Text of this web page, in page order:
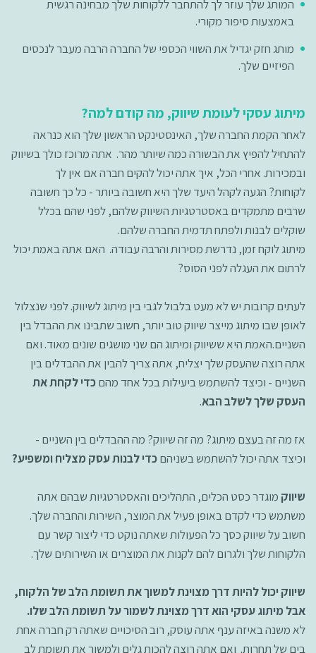
המותג שלך עוזר לך להתחבר ללקוחות שלך מבחינה רגשית
באמצעות סיפור מקורי.
מותג חזק יגדיל את השווי הכספי של החברה הרבה מעבר לנכסים
הפיזיים שלך.
מיתוג עסקי לעומת שיווק, מה קודם למה?
לאחר הקמת החברה שלך, האינסטינקט הראשון שלך הוא כנראה
להתחיל להפיץ את הבשורה כמה שיותר מהר. אתה מרוכז כולך בשיווק
ובמכירות. אחרי הכל, איך אתה יכול להקים חברה אם אין לך
לקוחות? הגעה לקהל היעד שלך היא חשובה ביותר - כל כך חשובה
שרבים מתמקדים באסטרטגיות השיווק שלהם, לפני שהם בכלל
שוקלים לבנות ולפתח תדמית החברה שלהם.
מיתוג לוקח זמן, נדרשת מסירות והרבה עבודה. האם אתה באמת יכול
לרתום את העגלה לפני הסוס?
לעתים קרובות יש לא מעט בלבול לגבי בין מיתוג לשיווק. לפני שנצלול
לאופן שבו מיתוג מייצר שיווק טוב יותר, חשוב שתבינו את ההבדל בין
השניים.האמת היא ששיווק ומיתוג הם שני מושגים שונים מאוד. ואם
אתה רוצה שהעסק שלך יצליח, אתה צריך להבין את ההבדלים בין
השניים - וכיצד להשתמש ביעילות בכל אחד מהם כדי לקחת את
העסק שלך לשלב הבא.
אז מה זה בעצם מיתוג? מה זה שיווק? מה ההבדלים בין השניים -
וכיצד אתה יכול להשתמש בשניהם כדי לבנות עסק מצליח ומשפיע?
שיווק מוגדר כסט הכלים, התהליכים והאסטרטגיות שבהם אתה
משתמש כדי לקדם באופן פעיל את המוצר, השירות והחברה שלך.
חשוב על שיווק כסך כל הפעולות שאתה נוקט כדי ליצור קשר עם
הלקוחות שלך ולגרום להם לקנות את המוצרים או השירותים שלך.
שיווק יכול להיות דרך מצוינת למשוך את תשומת הלב של הלקוח,
אבל מיתוג עסקי הוא דרך מצוינת לשמור על תשומת הלב שלו.
לא משנה באיזה ענף אתה עוסק, רוב הסיכויים שאתה רק חברה אחת
בים של תחרות. ואם אתה רוצה להכות גלים ולמשוך את תשומת לב